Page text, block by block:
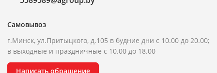
Самовывоз
г.Минск, ул.Притыцкого, д.105 в будние дни с 10.00 до 20.00;
в выходные и праздничные с 10.00 до 18.00
Написать обращение